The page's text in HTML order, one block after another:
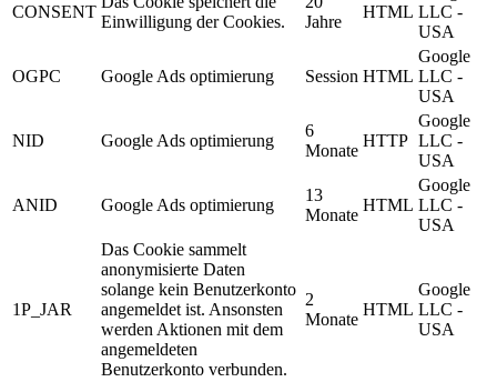
CONSENT
Einwilligung der Cookies.
Jahre
HTML LLC -
USA
OGPC Google Ads optimierung Session HTML
Google
LLC -
USA
NID Google Ads optimierung
6
Monate
HTTP
Google
LLC -
USA
ANID Google Ads optimierung
13
Monate
HTML
Google
LLC -
USA
1P_JAR
Das Cookie sammelt
anonymisierte Daten
solange kein Benutzerkonto
angemeldet ist. Ansonsten
werden Aktionen mit dem
angemeldeten
Benutzerkonto verbunden.
2
Monate
HTML
Google
LLC -
USA